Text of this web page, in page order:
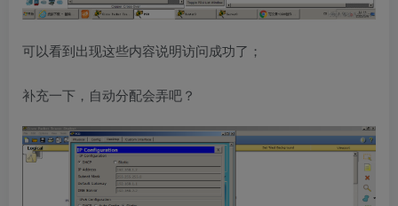
可以看到出现这些内容说明访问成功了；
补充一下，自动分配会弄吧？